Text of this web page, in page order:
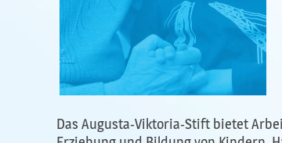
Das Augusta-Viktoria-Stift bietet